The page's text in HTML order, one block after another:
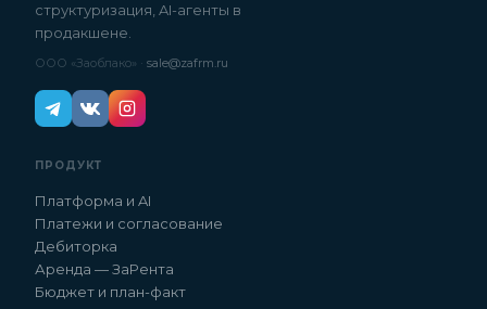
структуризация, AI-агенты в
продакшене.
ООО «Заоблако» · sale@zafrm.ru
ПРОДУКТ
Платформа и AI
Платежи и согласование
Дебиторка
Аренда — ЗаРента
Бюджет и план-факт